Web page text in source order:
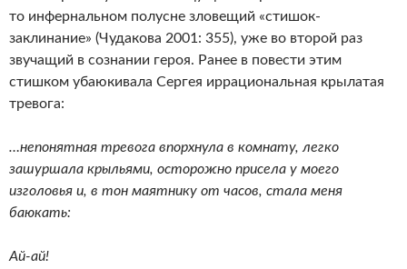
то инфернальном полусне зловещий «стишок-
заклинание» (Чудакова 2001: 355), уже во второй раз
звучащий в сознании героя. Ранее в повести этим
стишком убаюкивала Сергея иррациональная крылатая
тревога:
…непонятная тревога впорхнула в комнату, легко
зашуршала крыльями, осторожно присела у моего
изголовья и, в тон маятнику от часов, стала меня
баюкать:
Ай-ай!